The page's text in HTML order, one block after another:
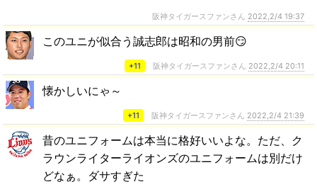
阪神タイガースファンさん 2022,2/4 19:37
このユニが似合う誠志郎は昭和の男前😏
+11 阪神タイガースファンさん 2022,2/4 20:11
懐かしいにゃ～
+11 阪神タイガースファンさん 2022,2/4 21:39
昔のユニフォームは本当に格好いいよな。ただ、ク
ラウンライターライオンズのユニフォームは別だけ
どなぁ。ダサすぎた